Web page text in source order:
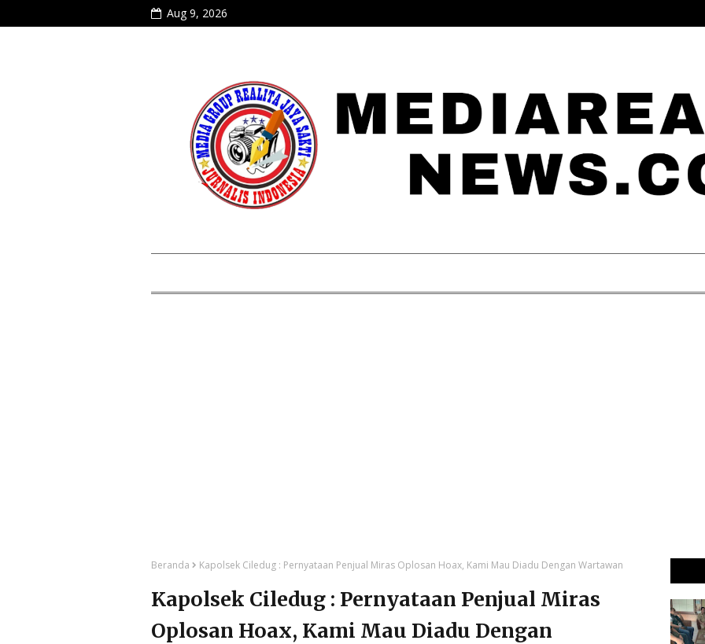
Aug 9, 2026
Beranda Kapolsek Ciledug : Pernyataan Penjual Miras Oplosan Hoax, Kami Mau Diadu Dengan Wartawan
Kapolsek Ciledug : Pernyataan Penjual Miras
Oplosan Hoax, Kami Mau Diadu Dengan